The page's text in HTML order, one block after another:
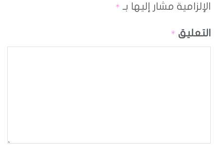
الإلزامية مشار إليها بـ *
التعليق *